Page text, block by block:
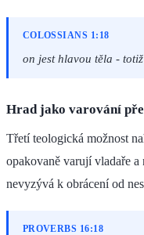
COLOSSIANS 1:18
on jest hlavou těla -
Hrad jako varování
Třetí teologická možnost
opakovaně varují vladaře a
nevyzývá k obrácení od
PROVERBS 16:18